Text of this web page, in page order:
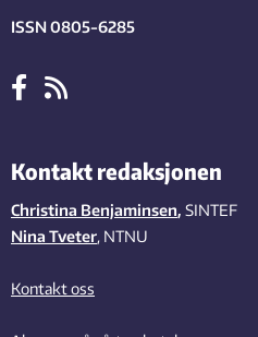
ISSN 0805-6285
Kontakt redaksjonen
Christina Benjaminsen, SINTEF
Nina Tveter, NTNU
Kontakt oss